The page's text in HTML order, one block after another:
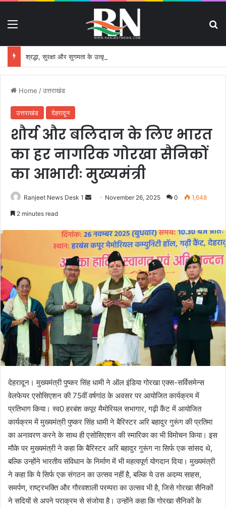
Home /उत्तराखंड
उत्तराखंड देहरादून
शौर्य और बलिदान के लिए भारत
का हर नागरिक गोरखा सैनिकों
का आभारीः मुख्यमंत्री
Ranjeet News Desk 1
d
a
n
e
m
a
i
l
November 26, 2025 0 1,648
2 minutes read
देहरादून। मुख्यमंत्री पुष्कर सिंह धामी ने ऑल इंडिया गोरखा एक्स-सर्विसमेन्स
वेलफेयर एसोसिएशन की 75वीं वर्षगांठ के अवसर पर आयोजित कार्यक्रम में
प्रतिभाग किया। स्व0 हरबंश कपूर मैमोरियल सभागार, गढ़ी कैंट में आयोजित
कार्यक्रम में मुख्यमंत्री पुष्कर सिंह धामी ने बैरिस्टर अरि बहादुर गुरूंग की प्रतिमा
का अनावरण करने के साथ ही एसोसिएशन की स्मारिका का भी विमोचन किया। इस
मौके पर मुख्यमंत्री ने कहा कि बैरिस्टर अरि बहादुर गुरूंग ना सिर्फ एक सांसद थे,
बल्कि उन्होंने भारतीय संविधान के निर्माण में भी महत्वपूर्ण योगदान दिया। मुख्यमंत्री
ने कहा कि ये सिर्फ एक संगठन का उत्सव नहीं है, बल्कि ये उस अदम्य साहस,
समर्पण, राष्ट्रभक्ति और गौरवशाली परम्परा का उत्सव भी है, जिसे गोरखा सैनिकों
ने सदियों से अपने पराक्रम से संजोया है। उन्होंने कहा कि गोरखा सैनिकों के